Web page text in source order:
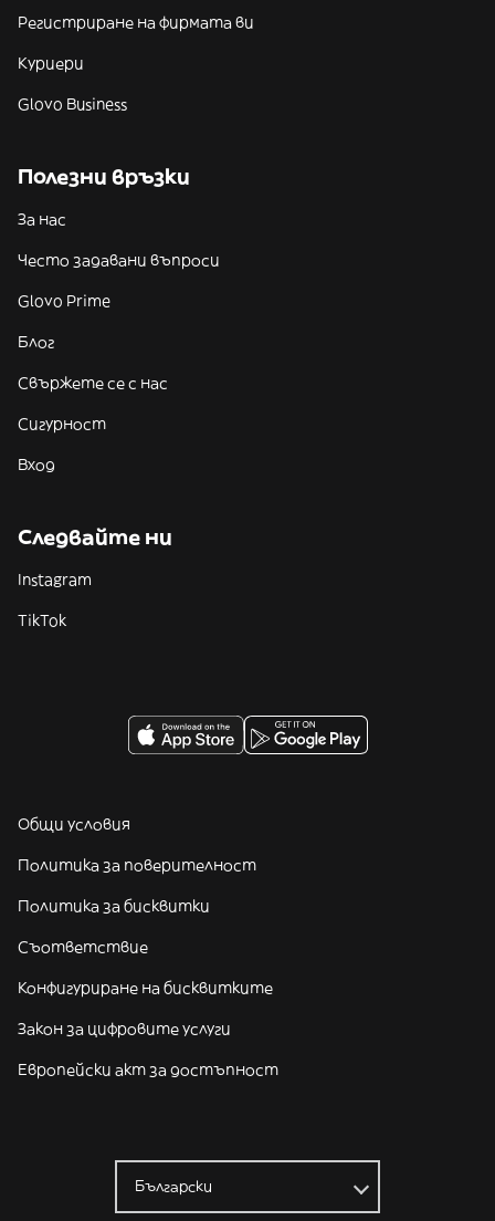
Регистриране на фирмата ви
Куриери
Glovo Business
Полезни връзки
За нас
Често задавани въпроси
Glovo Prime
Блог
Свържете се с нас
Сигурност
Вход
Следвайте ни
Instagram
TikTok
Общи условия
Политика за поверителност
Политика за бисквитки
Съответствие
Конфигуриране на бисквитките
Закон за цифровите услуги
Европейски акт за достъпност